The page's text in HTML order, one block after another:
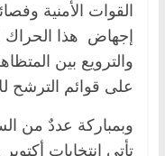
القوات الأمنية
إجهاض هذا
والترويع بين
على قوائم الترشح
وبمباركة عددٌ من